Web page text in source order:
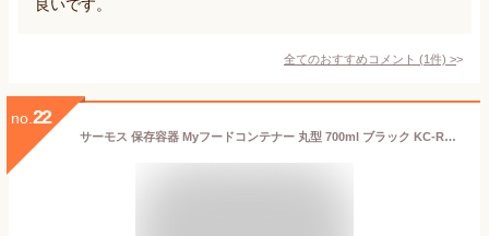
良いです。
全てのおすすめコメント (1件) >
no. 22
サーモス 保存容器 Myフードコンテナー 丸型 700ml ブラック KC-RA700 BK